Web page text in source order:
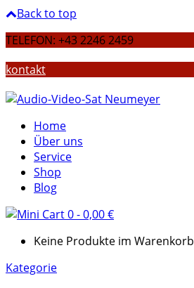
Back to top
TELEFON: +43 2246 2459
kontakt
Home
Über uns
Service
Shop
Blog
0-0,00€
Keine Produkte im Warenkorb
Kategorie